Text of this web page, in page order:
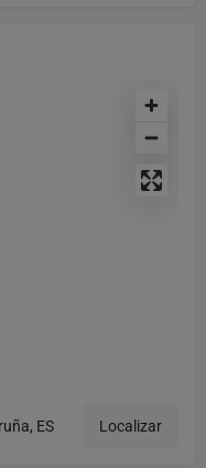
ES Localizar